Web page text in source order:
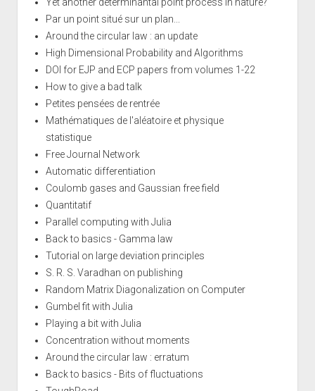
Par un point situé sur un plan...
Around the circular law : an update
High Dimensional Probability and Algorithms
DOI for EJP and ECP papers from volumes 1-22
How to give a bad talk
Petites pensées de rentrée
Mathématiques de l'aléatoire et physique
statistique
Free Journal Network
Automatic differentiation
Coulomb gases and Gaussian free field
Quantitatif
Parallel computing with Julia
Back to basics - Gamma law
Tutorial on large deviation principles
S. R. S. Varadhan on publishing
Random Matrix Diagonalization on Computer
Gumbel fit with Julia
Playing a bit with Julia
Concentration without moments
Around the circular law : erratum
Back to basics - Bits of fluctuations